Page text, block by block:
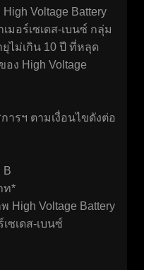
Voltage Battery
มอร์เซเดส-เบนซ์ กลุ่ม
ยุไม่เกิน 10 ปี ที่หลุด
อง High Voltage
ารฯ ตามเงื่อนไขดังต่อ
B
ท*
Voltage Battery
ซเดส-เบนซ์